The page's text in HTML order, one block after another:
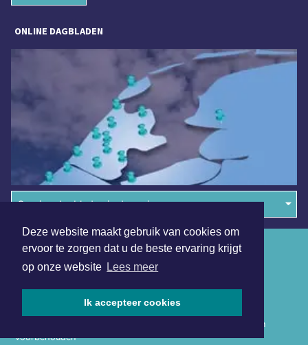
Deze website maakt gebruik van cookies om
ervoor te zorgen dat u de beste ervaring krijgt
op onze website Lees meer
Ik accepteer cookies
ONLINE DAGBLADEN
Overige dagbladen in de regio
Copyright (c) 2026 | Drechterlandsdagblad.nl - Alle rechten
voorbehouden
Algemene voorwaarden
Disclaimer